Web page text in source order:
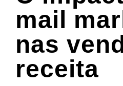
mail
nas
receita